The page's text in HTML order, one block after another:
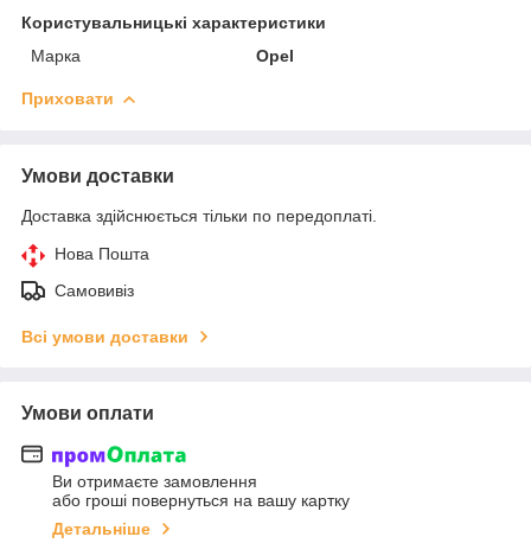
Користувальницькі характеристики
Марка
Opel
Приховати
Умови доставки
Доставка здійснюється тільки по передоплаті.
Нова Пошта
Самовивіз
Всі умови доставки
Умови оплати
Ви отримаєте замовлення
або гроші повернуться на вашу картку
Детальніше